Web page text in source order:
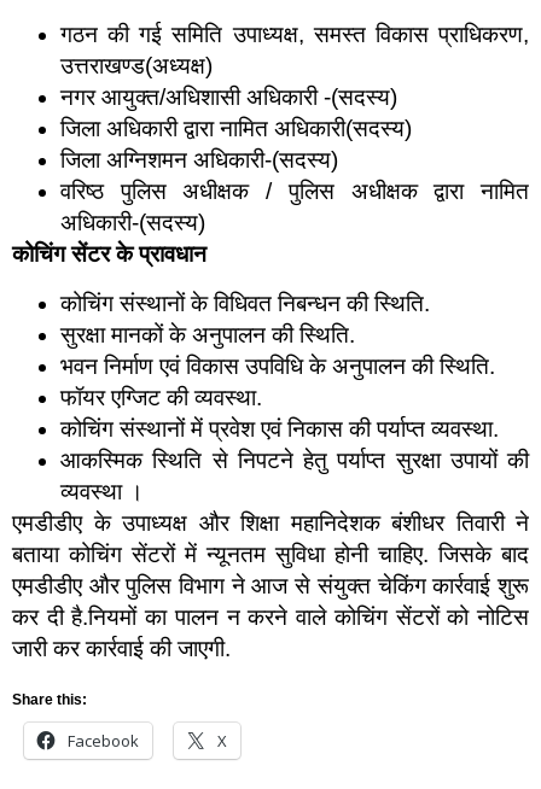
गठन की गई समिति उपाध्यक्ष, समस्त विकास प्राधिकरण,
उत्तराखण्ड(अध्यक्ष)
नगर आयुक्त/अधिशासी अधिकारी -(सदस्य)
जिला अधिकारी द्वारा नामित अधिकारी(सदस्य)
जिला अग्निशमन अधिकारी-(सदस्य)
वरिष्ठ पुलिस अधीक्षक / पुलिस अधीक्षक द्वारा नामित
अधिकारी-(सदस्य)
कोचिंग सेंटर के प्रावधान
कोचिंग संस्थानों के विधिवत निबन्धन की स्थिति.
सुरक्षा मानकों के अनुपालन की स्थिति.
भवन निर्माण एवं विकास उपविधि के अनुपालन की स्थिति.
फॉयर एग्जिट की व्यवस्था.
कोचिंग संस्थानों में प्रवेश एवं निकास की पर्याप्त व्यवस्था.
आकस्मिक स्थिति से निपटने हेतु पर्याप्त सुरक्षा उपायों की
व्यवस्था ।
एमडीडीए के उपाध्यक्ष और शिक्षा महानिदेशक बंशीधर तिवारी ने
बताया कोचिंग सेंटरों में न्यूनतम सुविधा होनी चाहिए. जिसके बाद
एमडीडीए और पुलिस विभाग ने आज से संयुक्त चेकिंग कार्रवाई शुरू
कर दी है.नियमों का पालन न करने वाले कोचिंग सेंटरों को नोटिस
जारी कर कार्रवाई की जाएगी.
Share this:
Facebook X